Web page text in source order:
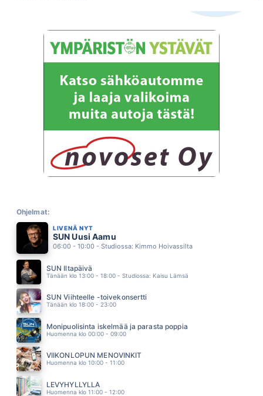
S.I.G
04.09
TÄÄLTÄ IKUISUUTEEN
ISTO HILTUNEN
ÄITI POJASTAAN PAPPIA TOIVOI
KOLMAS NAINEN
VALHEISTA KAUNEIN
03.55
POPLAULAJAN VAPAAPAIVA
NELJA RUUSUA
03.51
NEW KID IN TOWN
JUHA TAPIO
03.43
JA MÄ LAULAN
KAIJA KOO
03.37
ELLIMEI & KAUKUA
03.34
SANI
03.31
IDA PAUL & KALLE LINDROTH
03.28
Ohjelmat:
LIVENÄ NYT
SUN Uusi Aamu
06:00 - 10:00 - Studiossa: Kimmo Hoivassilta
SUN Iltapäivä
Tänään klo 13:00 - 18:00 - Studiossa: Kaisu Lämsä
SUN Viihteelle -toivekonsertti
Tänään klo 18:00 - 23:00
Monipuolisinta iskelmää ja parasta poppia
Huomenna klo 00:00 - 09:00
VIIKONLOPUN MENOVINKIT
Huomenna klo 10:00 - 11:00
LEVYHYLLYLLÄ
Huomenna klo 11:00 - 12:00